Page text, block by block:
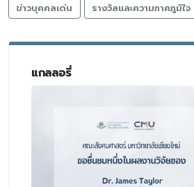
ข่าวบุคคลเด่น รางวัลและความภาคภูมิใจ
แกลลอรี่